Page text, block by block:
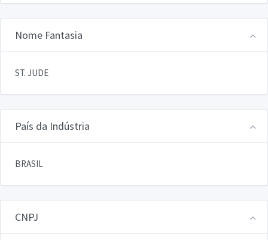
Nome Fantasia
ST. JUDE
País da Indústria
BRASIL
CNPJ